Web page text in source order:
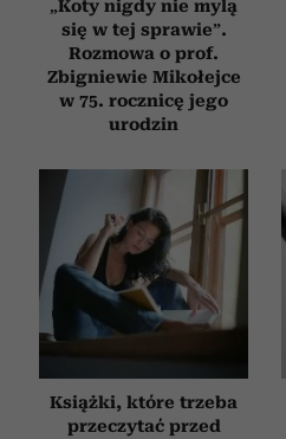
„Koty nigdy nie mylą
się w tej sprawie”.
Rozmowa o prof.
Zbigniewie Mikołejce
w 75. rocznicę jego
urodzin
Książki, które trzeba
przeczytać przed